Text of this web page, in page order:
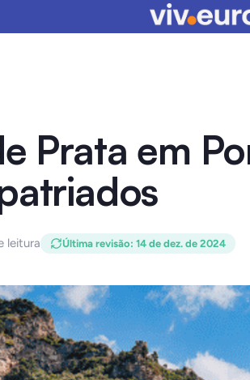
Prata em
leitura Última revisão: 14 de dez. de 2024